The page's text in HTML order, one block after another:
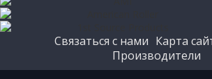
Связаться с нами Карта
Производители